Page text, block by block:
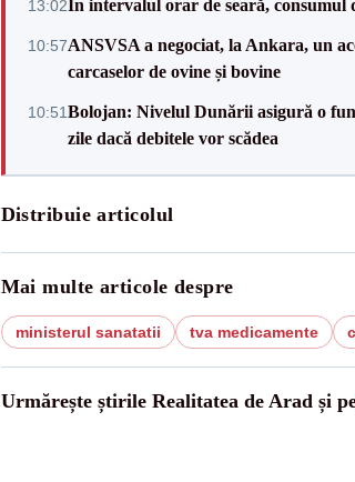
13:02În intervalul orar de seară, consumul
10:57ANSVSA a negociat, la Ankara, un
carcaselor de ovine și bovine
10:51Bolojan: Nivelul Dunării asigură o
zile dacă debitele vor scădea
Distribuie articolul
Mai multe articole despre
ministerul sanatatii tva medicamente
Urmărește știrile Realitatea de Arad și